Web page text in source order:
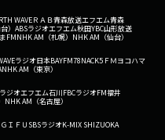
WAVEＲＡＢ青森放送エフエム青森
） ABSラジオエフエム秋田YBC山形放送
FMNHK AM（札幌） NHK AM（仙台）
ラジオ日本BAYFM78NACK5 ＦＭヨコハマ
NHK AM（東京）
ジオエフエム石川FBCラジオFM福井
NHK AM（名古屋）
ＩＦＵ SBSラジオK-MIX SHIZUOKA